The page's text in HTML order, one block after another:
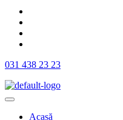
031 438 23 23
Acasă